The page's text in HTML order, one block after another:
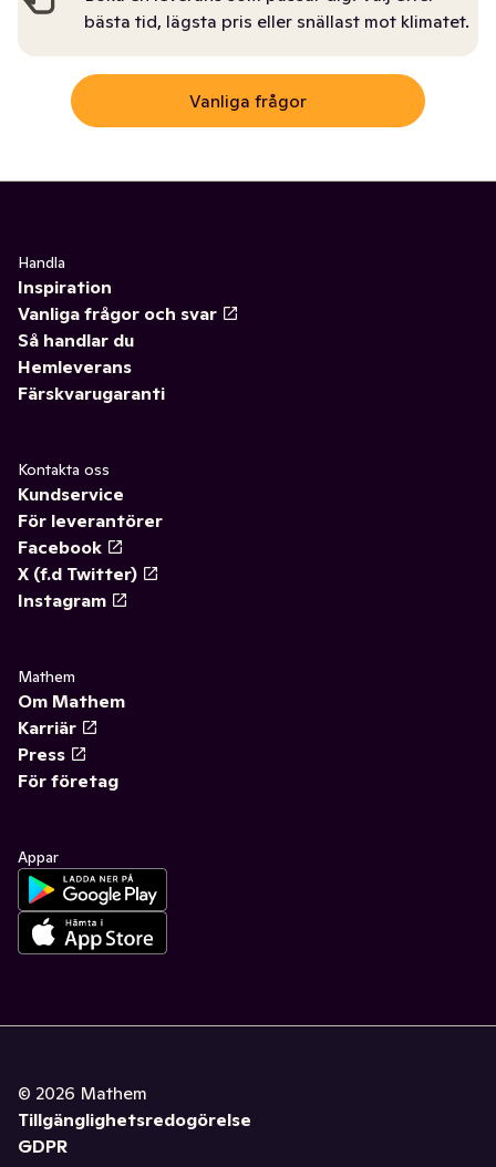
bästa tid, lägsta pris eller snällast mot klimatet.
Vanliga frågor
Handla
Inspiration
Vanliga frågor och svar
Så handlar du
Hemleverans
Färskvarugaranti
Kontakta oss
Kundservice
För leverantörer
Facebook
X (f.d Twitter)
Instagram
Mathem
Om Mathem
Karriär
Press
För företag
Appar
© 2026 Mathem
Tillgänglighetsredogörelse
GDPR